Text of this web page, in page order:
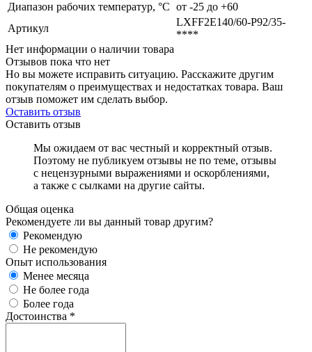
Диапазон рабочих температур, °C от -25 до +60
Артикул
LXFF2E140/60-P92/35-
****
Нет информации о наличии товара
Отзывов пока что нет
Но вы можете исправить ситуацию. Расскажите другим
покупателям о преимуществах и недостатках товара. Ваш
отзыв поможет им сделать выбор.
Оставить отзыв
Оставить отзыв
Мы ожидаем от вас честный и корректный отзыв.
Поэтому не публикуем отзывы не по теме, отзывы
с нецензурными выражениями и оскорблениями,
а также с сылками на другие сайты.
Общая оценка
Рекомендуете ли вы данный товар другим?
Рекомендую
Не рекомендую
Опыт использования
Менее месяца
Не более года
Более года
Достоинства *